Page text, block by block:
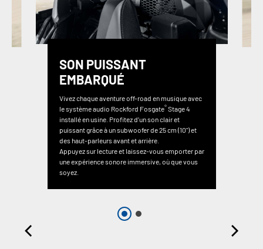
SON PUISSANT
EMBARQUÉ
Vivez chaque aventure off-road en musique avec
le système audio Rockford Fosgate®Stage 4
installé en usine. Profitez d’un son clair et
puissant grâce à un subwoofer de 25 cm (10") et
des haut-parleurs avant et arrière.
Appuyez sur lecture et laissez-vous emporter par
une expérience sonore immersive, où que vous
soyez.